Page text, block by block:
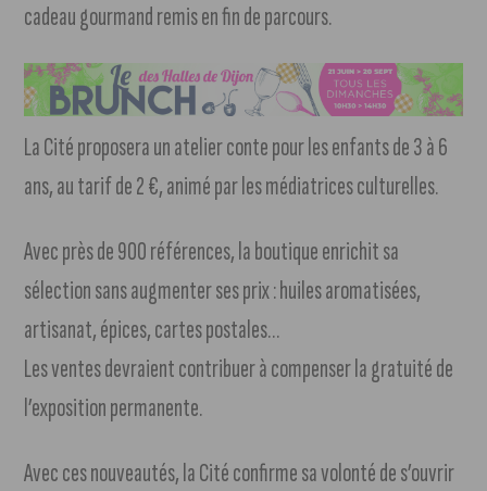
cadeau gourmand remis en fin de parcours.
La Cité proposera un atelier conte pour les enfants de 3 à 6
ans, au tarif de 2 €, animé par les médiatrices culturelles.
Avec près de 900 références, la boutique enrichit sa
sélection sans augmenter ses prix : huiles aromatisées,
artisanat, épices, cartes postales…
Les ventes devraient contribuer à compenser la gratuité de
l’exposition permanente.
Avec ces nouveautés, la Cité confirme sa volonté de s’ouvrir